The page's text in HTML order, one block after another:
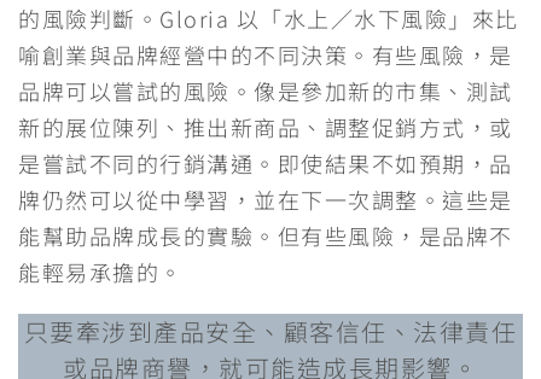
的風險判斷。Gloria 以「水上／水下風險」來比
喻創業與品牌經營中的不同決策。有些風險，是
品牌可以嘗試的風險。像是參加新的市集、測試
新的展位陳列、推出新商品、調整促銷方式，或
是嘗試不同的行銷溝通。即使結果不如預期，品
牌仍然可以從中學習，並在下一次調整。這些是
能幫助品牌成長的實驗。但有些風險，是品牌不
能輕易承擔的。
只要牽涉到產品安全、顧客信任、法律責任
或品牌商譽，就可能造成長期影響。